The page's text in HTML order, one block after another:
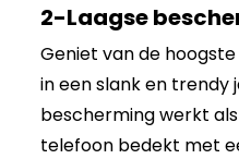
2-Laagse
Geniet van de
in een slank en trendy
bescherming werkt
telefoon bedekt met